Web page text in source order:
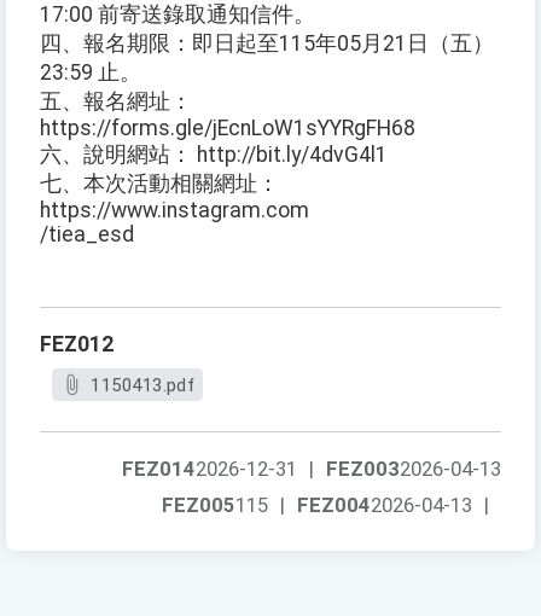
17:00 前寄送錄取通知信件。
四、報名期限：即日起至115年05月21日（五）
23:59 止。
五、報名網址：
https://forms.gle/jEcnLoW1sYYRgFH68
六、說明網站： http://bit.ly/4dvG4l1
七、本次活動相關網址：
https://www.instagram.com
/tiea_esd
FEZ012
1150413.pdf
FEZ0032026-04-13
FEZ0142026-12-31
|
FEZ0042026-04-13 |
FEZ005115 |